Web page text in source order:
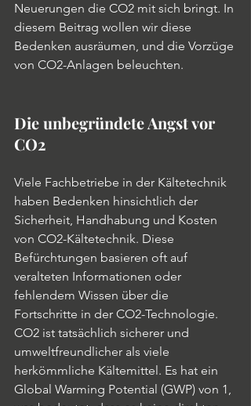
Neuerungen die CO2 mit sich bringt. In
diesem Beitrag wollen wir diese
Bedenken ausräumen, und die Vorzüge
von CO2-Anlagen beleuchten.
Die unbegründete Angst vor
CO2
Viele Fachbetriebe in der Kältetechnik
haben Bedenken hinsichtlich der
Sicherheit, Handhabung und Kosten
von CO2-Kältetechnik. Diese
Befürchtungen basieren oft auf
veralteten Informationen oder
fehlendem Wissen über die
Fortschritte in der CO2-Technologie.
CO2 ist tatsächlich sicherer und
umweltfreundlicher als viele
herkömmliche Kältemittel. Es hat ein
Global Warming Potential (GWP) von 1,